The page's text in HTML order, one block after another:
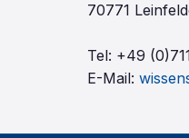
70771
Tel: +49
E-Mail: